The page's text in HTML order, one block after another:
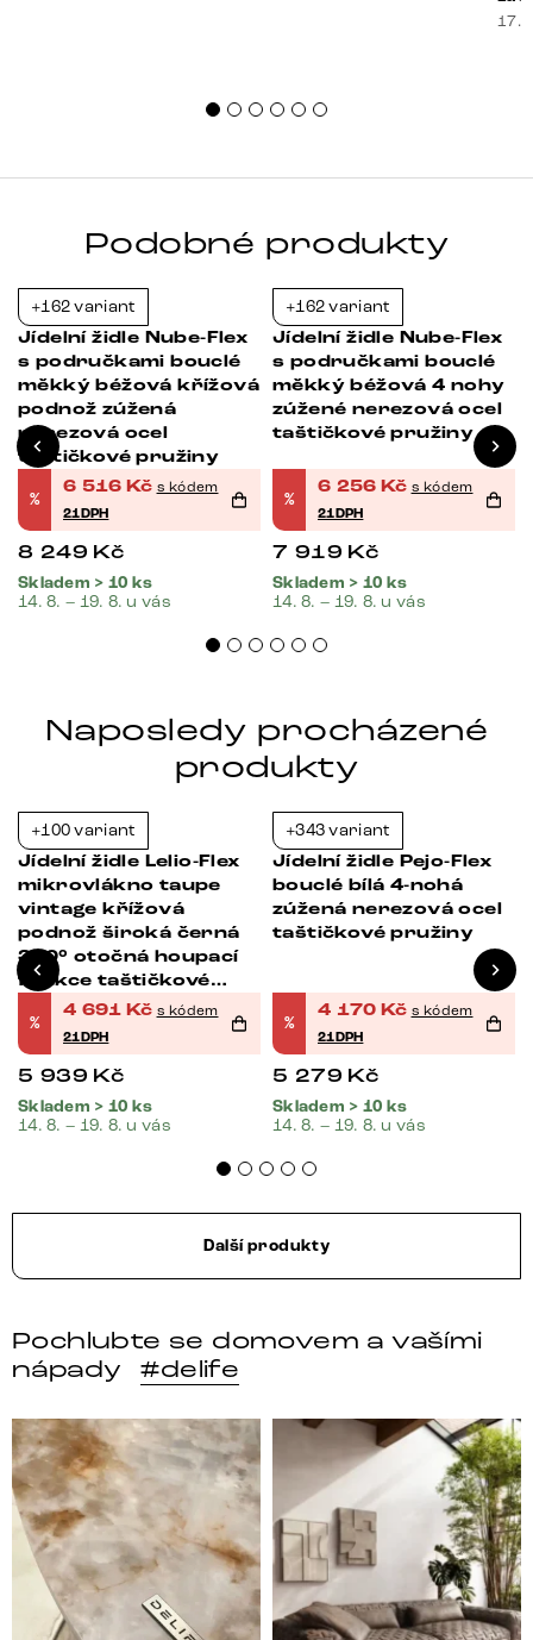
17.
Podobné produkty
+162 variant
Jídelní židle Nube-Flex
s područkami bouclé
měkký béžová křížová
podnož zúžená
nerezová ocel
taštičkové pružiny
%
6 516 Kč s kódem
21DPH
8 249 Kč
Skladem > 10 ks
14. 8. – 19. 8. u vás
+162 variant
Jídelní židle Nube-Flex
s područkami bouclé
měkký béžová 4 nohy
zúžené nerezová ocel
taštičkové pružiny
%
6 256 Kč s kódem
21DPH
7 919 Kč
Skladem > 10 ks
14. 8. – 19. 8. u vás
Naposledy procházené
produkty
+100 variant
Jídelní židle Lelio-Flex
mikrovlákno taupe
vintage křížová
podnož široká černá
360° otočná houpací
funkce taštičkové
pružiny
%
4 691 Kč s kódem
21DPH
5 939 Kč
Skladem > 10 ks
14. 8. – 19. 8. u vás
+343 variant
Jídelní židle Pejo-Flex
bouclé bílá 4-nohá
zúžená nerezová ocel
taštičkové pružiny
%
4 170 Kč s kódem
21DPH
5 279 Kč
Skladem > 10 ks
14. 8. – 19. 8. u vás
Další produkty
Pochlubte se domovem a vašími
nápady
#delife
DELIFE – Nábytek, který promění dům v domov. Domo
Místo, kam se budeš těšit